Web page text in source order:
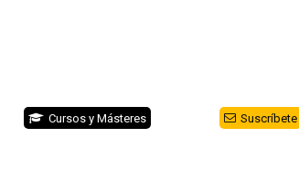
Suscríbete
Cursos y Másteres